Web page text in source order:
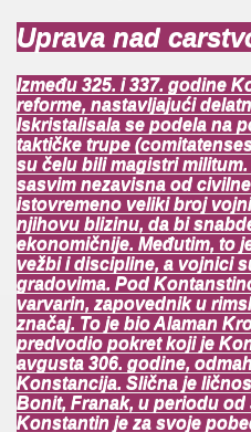
Uprava nad
Između 325. i 337. godine
reforme, nastavljajući
Iskristalisala se podela na
taktičke trupe
su čelu bili magistri
sasvim nezavisna od
istovremeno veliki broj
njihovu blizinu, da bi
ekonomičnije. Međutim, to
vežbi i discipline, a vojnici
gradovima. Pod
varvarin, zapovednik u
značaj. To je bio Alaman
predvodio pokret koji je
avgusta 306. godine,
Konstancija. Slična je
Bonit, Franak, u periodu od
Konstantin je za svoje